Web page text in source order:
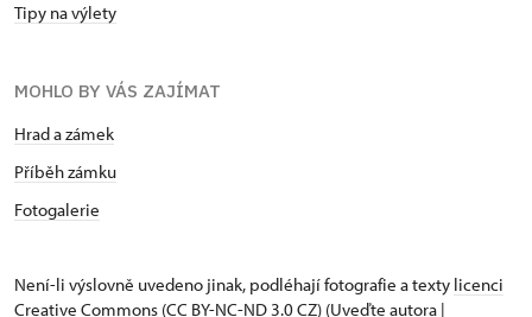
Tipy na výlety
MOHLO BY VÁS ZAJÍMAT
Hrad a zámek
Příběh zámku
Fotogalerie
Není-li výslovně uvedeno jinak, podléhají fotografie a texty licenci
Creative Commons (CC BY-NC-ND 3.0 CZ) (Uveďte autora |